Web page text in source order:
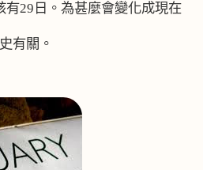
有29 日。為甚麼會變化成現在
有關。